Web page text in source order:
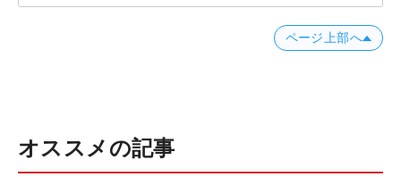
ページ上部へ
オススメの記事